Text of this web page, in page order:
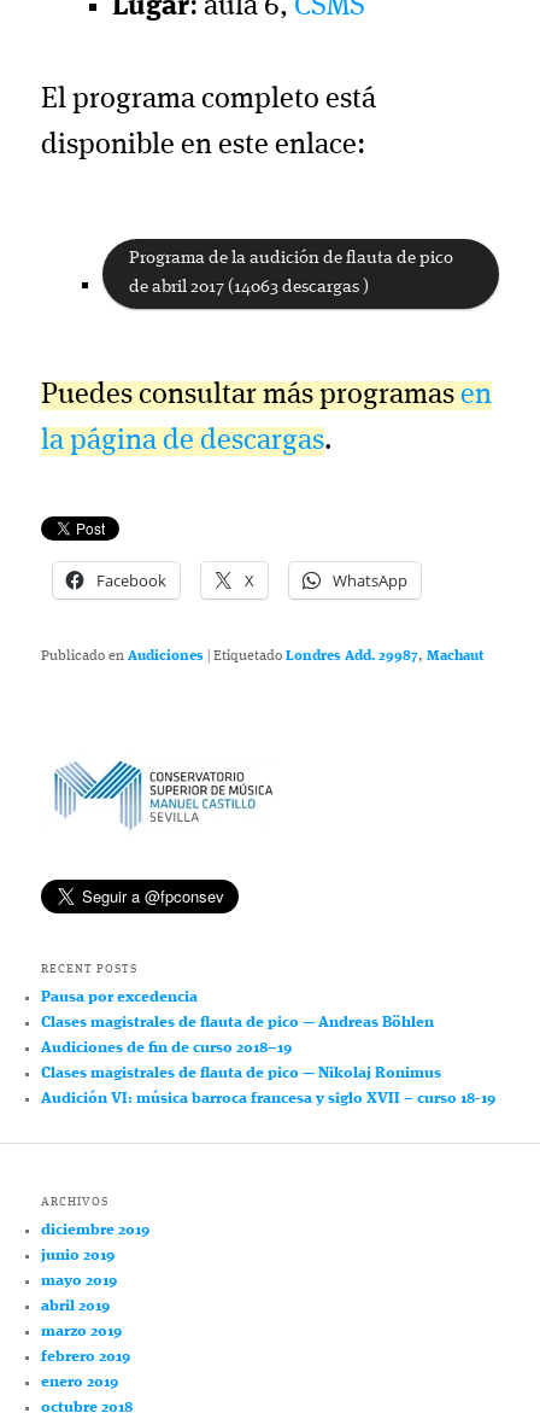
Lugar: aula 6, CSMS
El programa completo está
disponible en este enlace:
Programa de la audición de flauta de pico
de abril 2017 (14063 descargas )
Puedes consultar más programasen
la página de descargas.
Facebook X WhatsApp
Publicado en Audiciones |Etiquetado Londres Add. 29987,Machaut
RECENT POSTS
Pausa por excedencia
Clases magistrales de flauta de pico — Andreas Böhlen
Audiciones de fin de curso 2018–19
Clases magistrales de flauta de pico — Nikolaj Ronimus
Audición VI: música barroca francesa y siglo XVII – curso 18-19
ARCHIVOS
diciembre 2019
junio 2019
mayo 2019
abril 2019
marzo 2019
febrero 2019
enero 2019
octubre 2018